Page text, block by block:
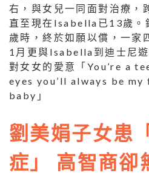
右，與女兒一同面對治療，
直至現在Isabella已13歲
歲時，終於如願以償，一家
1月更與Isabella到迪士尼
對女女的愛意「You’re a
eyes you’ll always be
baby」
劉美娟子女患
症」 高智商卻